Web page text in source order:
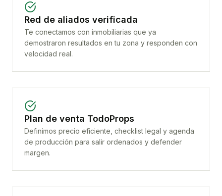
Red de aliados verificada
Te conectamos con inmobiliarias que ya
demostraron resultados en tu zona y responden con
velocidad real.
Plan de venta TodoProps
Definimos precio eficiente, checklist legal y agenda
de producción para salir ordenados y defender
margen.